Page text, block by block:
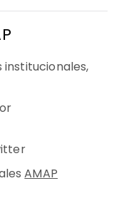
institucionales,
AMAP